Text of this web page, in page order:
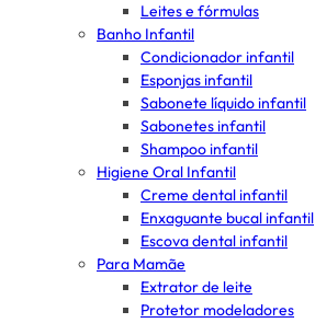
Leites e fórmulas
Banho Infantil
Condicionador infantil
Esponjas infantil
Sabonete líquido infantil
Sabonetes infantil
Shampoo infantil
Higiene Oral Infantil
Creme dental infantil
Enxaguante bucal infantil
Escova dental infantil
Para Mamãe
Extrator de leite
Protetor modeladores